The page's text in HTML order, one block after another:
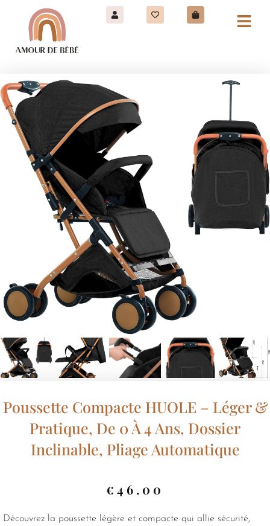
Poussette Compacte HUOLE – Léger &
Pratique, De 0 À 4 Ans, Dossier
Inclinable, Pliage Automatique
€ 46.00
Découvrez la poussette légère et compacte qui allie sécurité,